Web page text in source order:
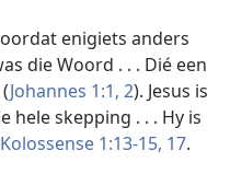
enigiets anders
die Woord . . . Dié een
Johannes 1:1, 2). Jesus is
hele skepping . . . Hy is
Kolossense 1:13-15, 17.